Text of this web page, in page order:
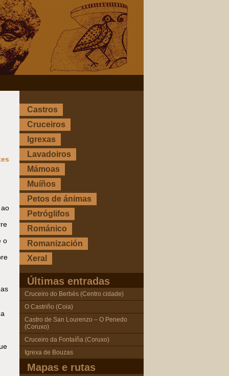
o
Castros
Cruceiros
Igrexas
Lavadoiros
Mámoas
Muíños
Petos de ánimas
Petróglifos
Románico
Romanización
Xeral
Últimas entradas
Cruceiro do Berbés (Centro cidade)
O Castriño (Coia)
Castro de San Lourenzo – O Penedo
(Coruxo)
Cruceiro da Fontaíña (Coruxo)
Igrexa de Bouzas
Mapas e rutas